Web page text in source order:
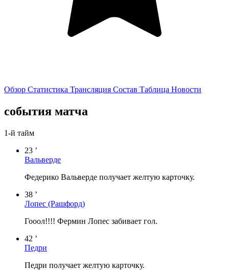
Обзор Статистика Трансляция Состав Таблица Новости
события матча
1-й тайм
23 ’
Вальверде
Федерико Вальверде получает желтую карточку.
38 ’
Лопес (Рашфорд)
Гооол!!!! Фермин Лопес забивает гол.
42 ’
Педри
Педри получает желтую карточку.